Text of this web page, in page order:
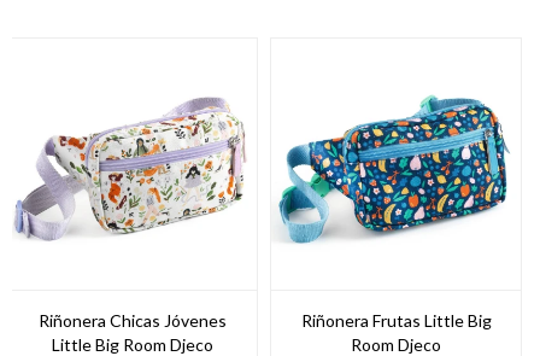
Riñonera Chicas Jóvenes
Little Big Room Djeco
Riñonera Frutas Little Big
Room Djeco